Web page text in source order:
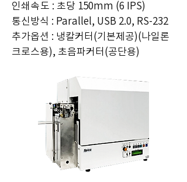
인쇄속도 : 초당 150mm (6 IPS)
​통신방식 : Parallel, USB 2.0, RS-232
​추가옵션 : 냉칼커터(기본제공)(나일론
크로스용), 초음파커터(공단용)